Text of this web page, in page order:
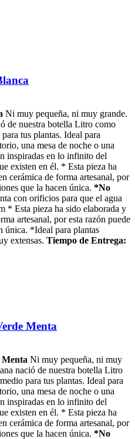
Ni muy pequeña, ni muy grande.
de nuestra botella Litro como
tus plantas. Ideal para
una mesa de noche o una
inspiradas en lo infinito del
existen en él. * Esta pieza ha
cerámica de forma artesanal, por
que la hacen única. *No
con orificios para que el agua
* Esta pieza ha sido elaborada y
artesanal, por esta razón puede
única. *Ideal para plantas
extensas. Tiempo de Entrega:
Menta
Ni muy pequeña, ni muy
nació de nuestra botella Litro
para tus plantas. Ideal para
una mesa de noche o una
inspiradas en lo infinito del
existen en él. * Esta pieza ha
cerámica de forma artesanal, por
que la hacen única. *No